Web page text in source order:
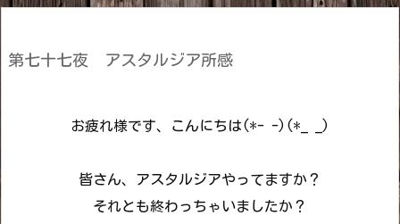
第七十七夜 アスタルジア所感
お疲れ様です、こんにちは(*- -)(*_ _)
皆さん、アスタルジアやってますか？
それとも終わっちゃいましたか？